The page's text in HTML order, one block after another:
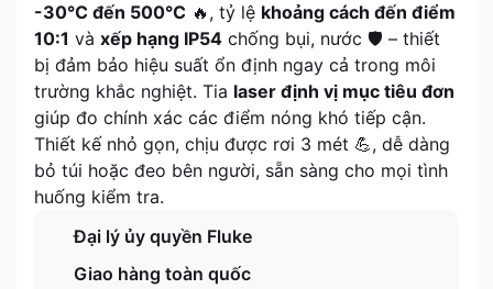
-30°C đến 500°C 🔥, tỷ lệ khoảng cách đến điểm
10:1 và xếp hạng IP54 chống bụi, nước 🛡️ – thiết
bị đảm bảo hiệu suất ổn định ngay cả trong môi
trường khắc nghiệt. Tia laser định vị mục tiêu đơn
giúp đo chính xác các điểm nóng khó tiếp cận.
Thiết kế nhỏ gọn, chịu được rơi 3 mét 💪, dễ dàng
bỏ túi hoặc đeo bên người, sẵn sàng cho mọi tình
huống kiểm tra.
Đại lý ủy quyền Fluke
Giao hàng toàn quốc